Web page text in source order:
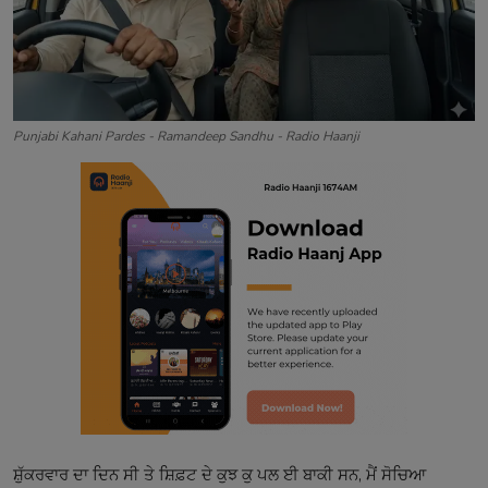
Contact
Punjabi Kahani Pardes - Ramandeep Sandhu - Radio Haanji
ਸ਼ੁੱਕਰਵਾਰ ਦਾ ਦਿਨ ਸੀ ਤੇ ਸ਼ਿਫ਼ਟ ਦੇ ਕੁਝ ਕੁ ਪਲ ਈ ਬਾਕੀ ਸਨ, ਮੈਂ ਸੋਚਿਆ